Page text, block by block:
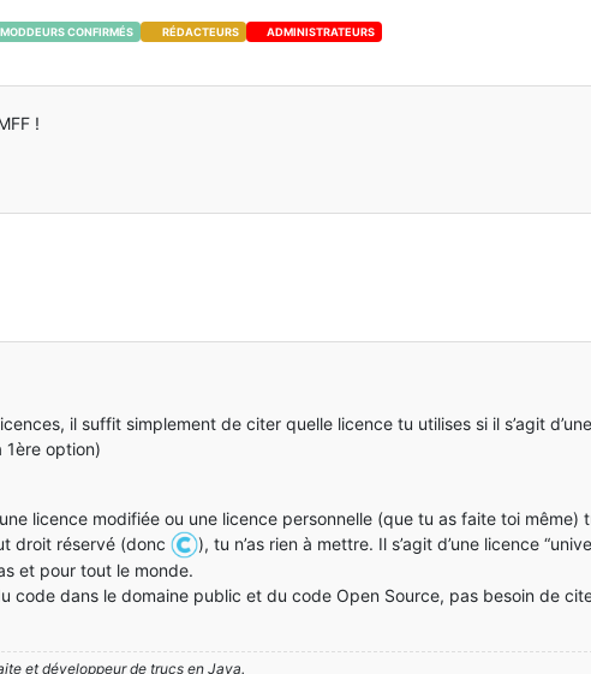
MODDEURS CONFIRMÉS RÉDACTEURS ADMINISTRATEURS
!
il suffit simplement de citer quelle licence tu utilises si il s’agit
1ère option)
licence modifiée ou une licence personnelle (que tu as faite toi même)
droit réservé (donc
), tu n’as rien à mettre. Il s’agit d’une licence
et pour tout le monde.
code dans le domaine public et du code Open Source, pas besoin de
et développeur de trucs en Java.